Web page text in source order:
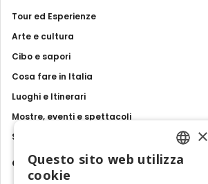
Tour ed Esperienze
Arte e cultura
Cibo e sapori
Cosa fare in Italia
Luoghi e Itinerari
Mostre, eventi e spettacoli
Storie e tradizioni
Contatti ENGLISH
×
Questo sito web utilizza
cookie